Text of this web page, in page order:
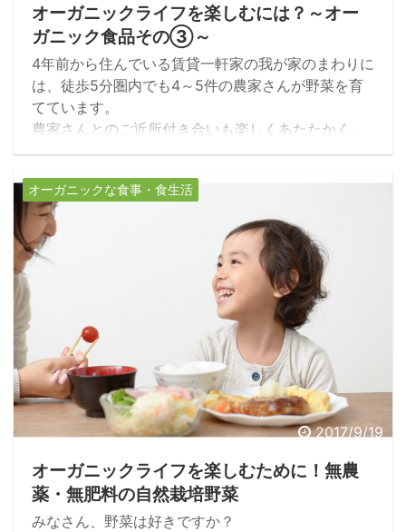
オーガニックライフを楽しむには？～オー
ガニック食品その③～
4年前から住んでいる賃貸一軒家の我が家のまわりに
は、徒歩5分圏内でも4～5件の農家さんが野菜を育
てています。
農家さんとのご近所付き合いも楽しくあたたかく、
そんな畑に囲まれて、私の家族は暮らしています。
オーガニックな食事・食生活
2017/9/19
オーガニックライフを楽しむために！無農
薬・無肥料の自然栽培野菜
みなさん、野菜は好きですか？